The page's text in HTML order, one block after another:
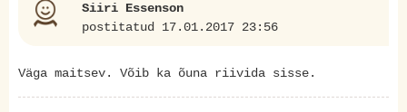
Siiri Essenson
postitatud 17.01.2017 23:56
Väga maitsev. Võib ka õuna riivida sisse.